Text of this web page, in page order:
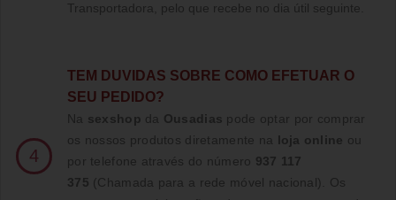
Transportadora, pelo que recebe no dia útil seguinte.
4
TE M DUVIDAS SOBRE COMO EFETUAR O
SEU PEDIDO?
Na sexshop da Ousadias pode optar por comprar
os nossos produtos diretamente na loja online ou
por telefone através do número 937 117
375 (Chamada para a rede móvel nacional)
. Os